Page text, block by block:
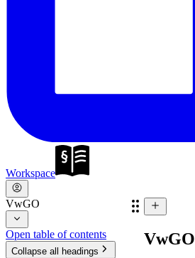
Workspace
VwGO
Open table of contents
Collapse all headings
VwGO